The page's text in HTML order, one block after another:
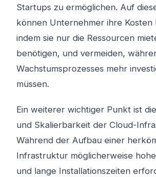
Startups zu ermöglichen. Auf
können Unternehmer ihre
indem sie nur die Ressourcen
benötigen, und vermeiden,
Wachstumsprozesses mehr
müssen.
Ein weiterer wichtiger Punkt ist
und Skalierbarkeit der Cloud-
Während der Aufbau einer
Infrastruktur möglicherweise
und lange Installationszeiten